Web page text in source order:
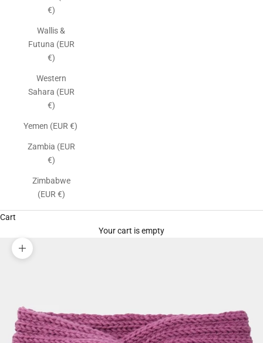
€)
Wallis &
Futuna (EUR
€)
Western
Sahara (EUR
€)
Yemen (EUR €)
Zambia (EUR
€)
Zimbabwe
(EUR €)
Cart
Your cart is empty
Zoom picture